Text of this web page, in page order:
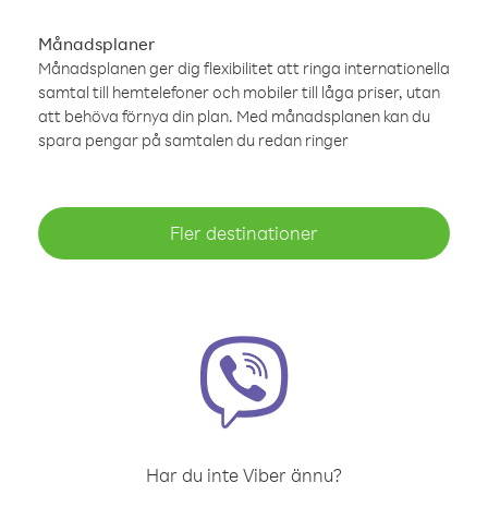
Månadsplaner
Månadsplanen ger dig flexibilitet att ringa internationella
samtal till hemtelefoner och mobiler till låga priser, utan
att behöva förnya din plan. Med månadsplanen kan du
spara pengar på samtalen du redan ringer
Fler destinationer
Har du inte Viber ännu?